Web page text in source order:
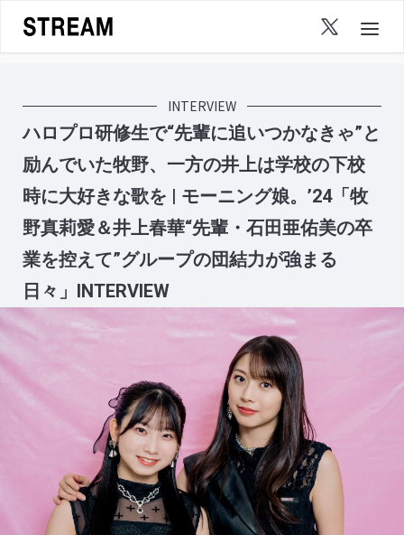
content
INTERVIEW
ハロプロ研修生で“先輩に追いつかなきゃ”と
励んでいた牧野、一方の井上は学校の下校
時に大好きな歌を | モーニング娘。’24「牧
野真莉愛＆井上春華“先輩・石田亜佑美の卒
業を控えて”グループの団結力が強まる
日々」INTERVIEW